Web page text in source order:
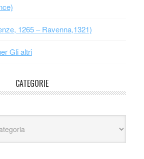
1265 – Ravenna,1321)
Gli altri
CATEGORIE